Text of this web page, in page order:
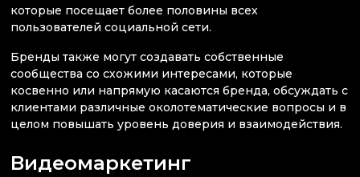
которые посещает более половины всех
пользователей социальной сети.
Бренды также могут создавать собственные
сообщества со схожими интересами, которые
косвенно или напрямую касаются бренда, обсуждать с
клиентами различные околотематические вопросы и в
целом повышать уровень доверия и взаимодействия.
Видеомаркетинг